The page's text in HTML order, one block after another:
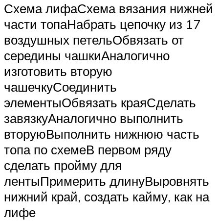
Схема лифаСхема вязания нижней
части топаНабрать цепочку из 17
воздушных петельОбвязать от
середины чашкиАналогично
изготовить вторую
чашечкуСоединить
элементыОбвязать краяСделать
завязкуАналогично выполнить
вторуюВыполнить нижнюю часть
топа по схемеВ первом ряду
сделать пройму для
лентыПримерить длинуВыровнять
нижний край, создать кайму, как на
лифе